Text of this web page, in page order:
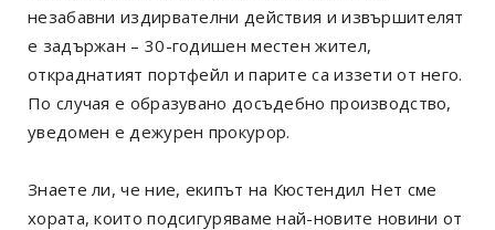
незабавни издирвателни действия и извършителят
е задържан – 30-годишен местен жител,
откраднатият портфейл и парите са иззети от него.
По случая е образувано досъдебно производство,
уведомен е дежурен прокурор.
Знаете ли, че ние, екипът на Кюстендил Нет сме
хората, които подсигуряваме най-новите новини от